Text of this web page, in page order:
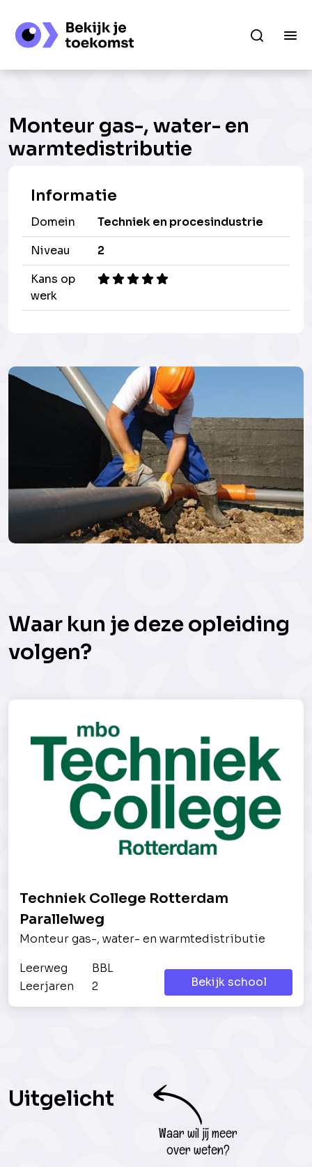
Monteur gas-, water- en
warmtedistributie
Informatie
Domein
Techniek en procesindustrie
Niveau
2
Kans op
werk
Waar kun je deze opleiding
volgen?
Techniek College Rotterdam
Parallelweg
Monteur gas-, water- en warmtedistributie
Leerweg
BBL
Leerjaren
2 Bekijk school
Uitgelicht
Waar wil jij meer
over weten?